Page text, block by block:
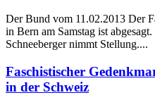
Der Bund vom 11.02.2013 Der
in Bern am Samstag ist
Schneeberger nimmt Stellung....
Faschistischer
in der Schweiz